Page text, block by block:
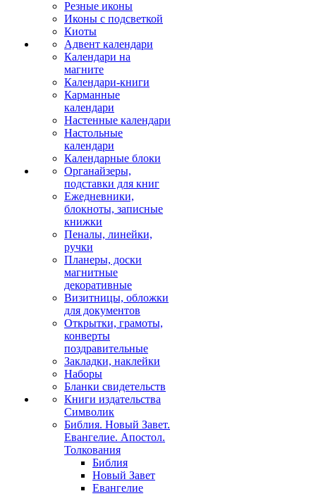
Резные иконы
Иконы с подсветкой
Киоты
Адвент календари
Календари на
магните
Календари-книги
Карманные
календари
Настенные календари
Настольные
календари
Календарные блоки
Органайзеры,
подставки для книг
Ежедневники,
блокноты, записные
книжки
Пеналы, линейки,
ручки
Планеры, доски
магнитные
декоративные
Визитницы, обложки
для документов
Открытки, грамоты,
конверты
поздравительные
Закладки, наклейки
Наборы
Бланки свидетельств
Книги издательства
Символик
Библия. Новый Завет.
Евангелие. Апостол.
Толкования
Библия
Новый Завет
Евангелие